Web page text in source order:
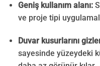
Geniş kullanım alanı:
ve proje tipi
Duvar kusurlarını
sayesinde yüzeydeki